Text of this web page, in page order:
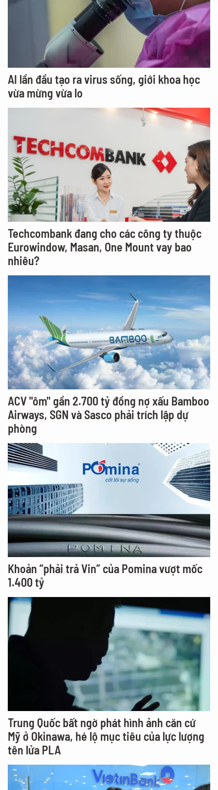
AI lần đầu tạo ra virus sống, giới khoa học
vừa mừng vừa lo
Techcombank đang cho các công ty thuộc
Eurowindow, Masan, One Mount vay bao
nhiêu?
ACV "ôm" gần 2.700 tỷ đồng nợ xấu Bamboo
Airways, SGN và Sasco phải trích lập dự
phòng
Khoản “phải trả Vin” của Pomina vượt mốc
1.400 tỷ
Trung Quốc bất ngờ phát hình ảnh căn cứ
Mỹ ở Okinawa, hé lộ mục tiêu của lực lượng
tên lửa PLA